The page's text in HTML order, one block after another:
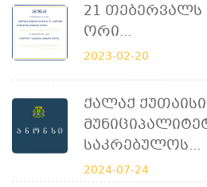
21 Თებერვალს
Ორი...
2023-02-20
Ქალაქ
Საკრებულოს...
2024-07-24